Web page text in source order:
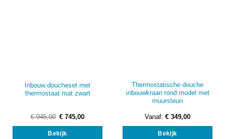
Inbouw doucheset met
thermostaat mat zwart
€945,00 Oorspronkelijke
was:
€ 945,00.
€ 745,00Huidige
is:
Bekijk
Thermostatische douche
inbouwkraan rond model met
muursteun
Vanaf: € 349,00
Bekijk
Dit